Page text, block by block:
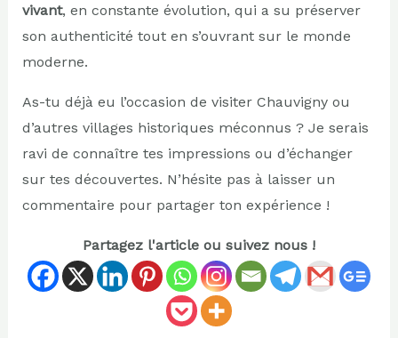
vivant, en constante évolution, qui a su préserver
son authenticité tout en s’ouvrant sur le monde
moderne.
As-tu déjà eu l’occasion de visiter Chauvigny ou
d’autres villages historiques méconnus ? Je serais
ravi de connaître tes impressions ou d’échanger
sur tes découvertes. N’hésite pas à laisser un
commentaire pour partager ton expérience !
Partagez l'article ou suivez nous !